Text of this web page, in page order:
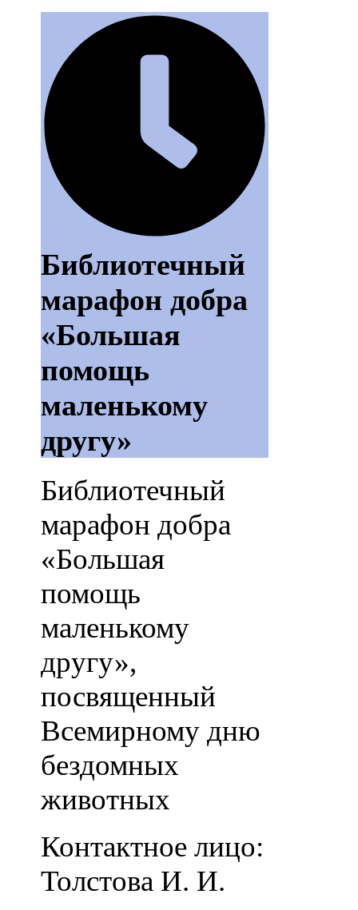
Библиотечный
марафон добра
«Большая
помощь
маленькому
другу»
Библиотечный
марафон добра
«Большая
помощь
маленькому
другу»,
посвященный
Всемирному дню
бездомных
животных
Контактное лицо:
Толстова И. И.